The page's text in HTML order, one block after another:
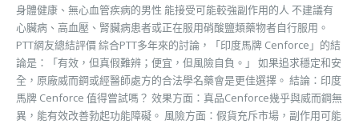
身體健康、無心血管疾病的男性 能接受可能較強副作用的人 不建議有
心臟病、高血壓、腎臟病患者或正在服用硝酸鹽類藥物者自行服用。
PTT網友總結評價 綜合PTT多年來的討論，「印度馬牌 Cenforce」的結
論是：「有效，但真假難辨；便宜，但風險自負。」 如果追求穩定和安
全，原廠威而鋼或經醫師處方的合法學名藥會是更佳選擇。 結論：印度
馬牌 Cenforce 值得嘗試嗎？ 效果方面：真品Cenforce幾乎與威而鋼無
異，能有效改善勃起功能障礙。 風險方面：假貨充斥市場，副作用可能